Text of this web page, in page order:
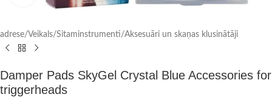
adrese/Veikals/Sitaminstrumenti/Aksesuāri un skaņas klusinātāji
Damper Pads SkyGel Crystal Blue Accessories for
triggerheads